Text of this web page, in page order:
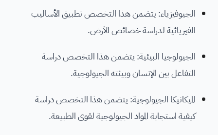
الجيوفيزياء: يتضمن هذا التخصص تطبيق الأساليب
الفيزيائية لدراسة خصائص الأرض.
الجيولوجيا البيئية: يتضمن هذا التخصص دراسة
التفاعل بين الإنسان وبيئته الجيولوجية.
الميكانيكا الجيولوجية: يتضمن هذا التخصص دراسة
كيفية استجابة المواد الجيولوجية لقوى الطبيعة.